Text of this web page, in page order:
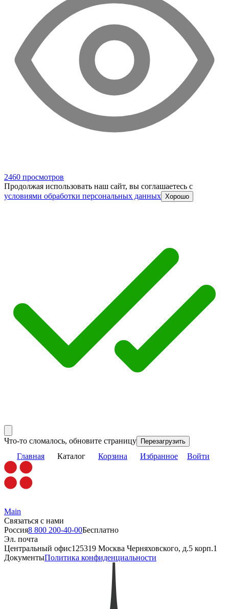
2460 просмотров
Продолжая использовать наш сайт, вы соглашаетесь c
условиями обработки персональных данных Хорошо
Что-то сломалось, обновите страницу Перезагрузить
Главная Каталог Корзина Избранное Войти
Main
Связаться с нами
Россия8 800 200-40-00Бесплатно
Эл. почта
Центральный офис125319 Москва Черняховского, д.5 корп.1
ДокументыПолитика конфиденциальности